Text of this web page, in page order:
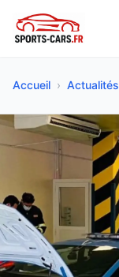
Accueil › Actualités